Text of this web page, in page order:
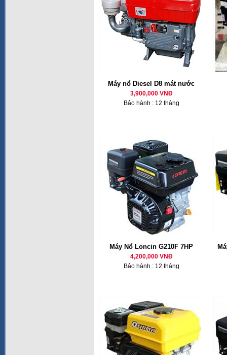
Máy nổ Diesel D8 mát nước
3,900,000 VNĐ
Bảo hành : 12 tháng
Máy Nổ Loncin G210F 7HP
4,200,000 VNĐ
Bảo hành : 12 tháng